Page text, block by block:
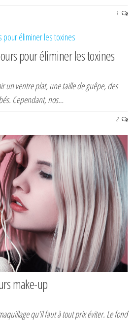
1
pour éliminer les toxines
un ventre plat, une taille de guêpe, des
Cependant, nos…
2
make-up
qu’il faut à tout prix éviter. Le fond